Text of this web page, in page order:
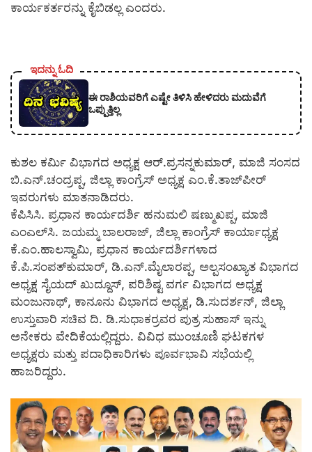
ಕಾರ್ಯಕರ್ತರನ್ನು ಕೈಬಿಡಲ್ಲ ಎಂದರು.
ಇದನ್ನು ಓದಿ
ಈ ರಾಶಿಯವರಿಗೆ ಎಷ್ಟೇ ತಿಳಿಸಿ ಹೇಳಿದರು ಮದುವೆಗೆ
ಒಪ್ಪುತ್ತಿಲ್ಲ
ಕುಶಲ ಕರ್ಮಿ ವಿಭಾಗದ ಅಧ್ಯಕ್ಷ ಆರ್.ಪ್ರಸನ್ನಕುಮಾರ್, ಮಾಜಿ ಸಂಸದ
ಬಿ.ಎನ್.ಚಂದ್ರಪ್ಪ, ಜಿಲ್ಲಾ ಕಾಂಗ್ರೆಸ್ ಅಧ್ಯಕ್ಷ ಎಂ.ಕೆ.ತಾಜ್‍ಪೀರ್
ಇವರುಗಳು ಮಾತನಾಡಿದರು.
ಕೆಪಿಸಿಸಿ. ಪ್ರಧಾನ ಕಾರ್ಯದರ್ಶಿ ಹನುಮಲಿ ಷಣ್ಮುಖಪ್ಪ, ಮಾಜಿ
ಎಂಎಲ್‍ಸಿ. ಜಯಮ್ಮ ಬಾಲರಾಜ್, ಜಿಲ್ಲಾ ಕಾಂಗ್ರೆಸ್ ಕಾರ್ಯಾಧ್ಯಕ್ಷ
ಕೆ.ಎಂ.ಹಾಲಸ್ವಾಮಿ, ಪ್ರಧಾನ ಕಾರ್ಯದರ್ಶಿಗಳಾದ
ಕೆ.ಪಿ.ಸಂಪತ್‍ಕುಮಾರ್, ಡಿ.ಎನ್.ಮೈಲಾರಪ್ಪ, ಅಲ್ಪಸಂಖ್ಯಾತ ವಿಭಾಗದ
ಅಧ್ಯಕ್ಷ ಸೈಯದ್ ಖುದ್ದೂಸ್, ಪರಿಶಿಷ್ಟ ವರ್ಗ ವಿಭಾಗದ ಅಧ್ಯಕ್ಷ
ಮಂಜುನಾಥ್, ಕಾನೂನು ವಿಭಾಗದ ಅಧ್ಯಕ್ಷ, ಡಿ.ಸುದರ್ಶನ್, ಜಿಲ್ಲಾ
ಉಸ್ತುವಾರಿ ಸಚಿವ ದಿ. ಡಿ.ಸುಧಾಕರ್‍ರವರ ಪುತ್ರ ಸುಹಾಸ್ ಇನ್ನು
ಅನೇಕರು ವೇದಿಕೆಯಲ್ಲಿದ್ದರು. ವಿವಿಧ ಮುಂಚೂಣಿ ಘಟಕಗಳ
ಅಧ್ಯಕ್ಷರು ಮತ್ತು ಪದಾಧಿಕಾರಿಗಳು ಪೂರ್ವಭಾವಿ ಸಭೆಯಲ್ಲಿ
ಹಾಜರಿದ್ದರು.